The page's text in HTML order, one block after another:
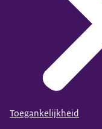
Toegankelijkheid